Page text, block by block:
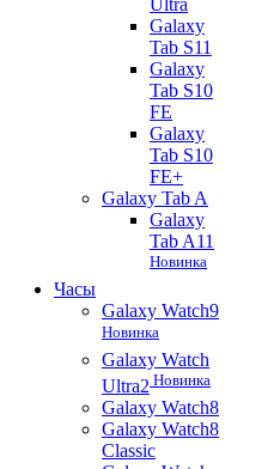
Ultra
Galaxy
Tab S11
Galaxy
Tab S10
FE
Galaxy
Tab S10
FE+
Galaxy Tab A
Galaxy
Tab A11
Новинка
Часы
Galaxy Watch9
Новинка
Galaxy Watch
Ultra2 Новинка
Galaxy Watch8
Galaxy Watch8
Classic